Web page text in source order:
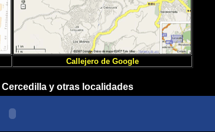
Callejero de Google
y otras localidades